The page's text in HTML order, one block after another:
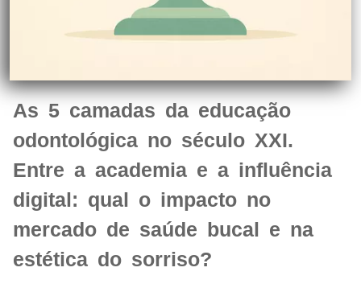
As 5 camadas da educação
odontológica no século XXI.
Entre a academia e a influência
digital: qual o impacto no
mercado de saúde bucal e na
estética do sorriso?